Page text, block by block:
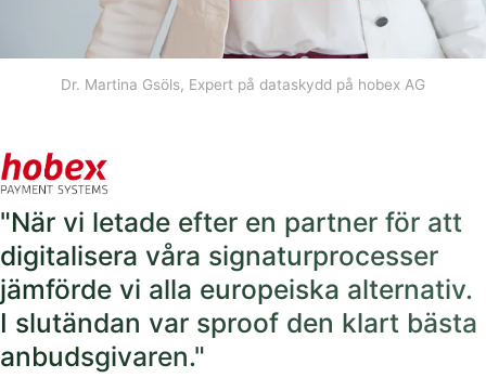
Dr. Martina Gsöls, Expert på dataskydd på hobex AG
"När vi letade efter en partner för att
digitalisera våra signaturprocesser
jämförde vi alla europeiska alternativ.
I slutändan var sproof den klart bästa
anbudsgivaren."